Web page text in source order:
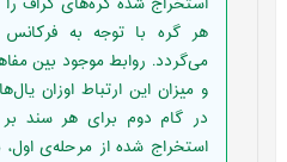
هر گره با توجه به فرکانس
می‌گردد. روابط موجود بین
و میزان این ارتباط اوزان
در گام دوم برای هر سند
استخراج شده از مرحله‌ی